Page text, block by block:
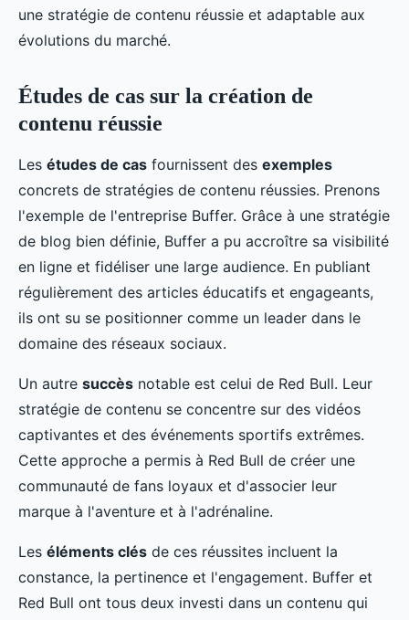
une stratégie de contenu réussie et adaptable aux
évolutions du marché.
Études de cas sur la création de
contenu réussie
Les études de cas fournissent des exemples
concrets de stratégies de contenu réussies. Prenons
l'exemple de l'entreprise Buffer. Grâce à une stratégie
de blog bien définie, Buffer a pu accroître sa visibilité
en ligne et fidéliser une large audience. En publiant
régulièrement des articles éducatifs et engageants,
ils ont su se positionner comme un leader dans le
domaine des réseaux sociaux.
Un autre succès notable est celui de Red Bull. Leur
stratégie de contenu se concentre sur des vidéos
captivantes et des événements sportifs extrêmes.
Cette approche a permis à Red Bull de créer une
communauté de fans loyaux et d'associer leur
marque à l'aventure et à l'adrénaline.
Les éléments clés de ces réussites incluent la
constance, la pertinence et l'engagement. Buffer et
Red Bull ont tous deux investi dans un contenu qui